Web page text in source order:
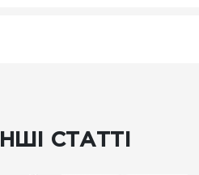
ІНШІ СТАТТІ